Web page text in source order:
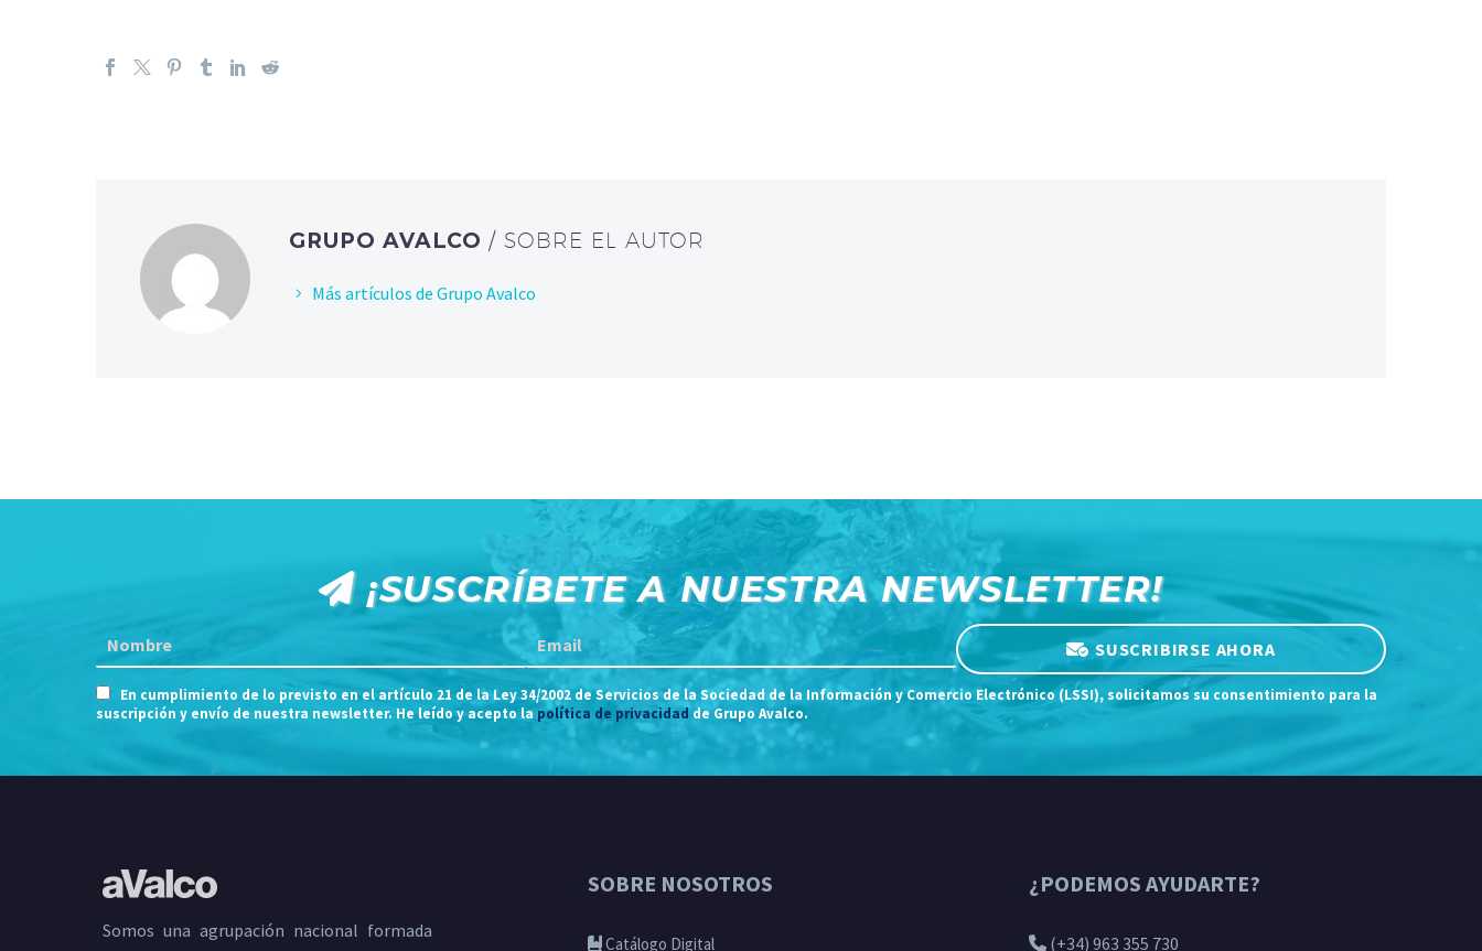
GRUPO AVALCO/ SOBRE EL AUTOR
Más artículos de Grupo Avalco
¡SUSCRÍBETE A NUESTRA NEWSLETTER!
SUSCRIBIRSE AHORA
En cumplimiento de lo previsto en el artículo 21 de la Ley 34/2002 de Servicios de la Sociedad de la Información y Comercio Electrónico (LSSI), solicitamos su consentimiento para la
suscripción y envío de nuestra newsletter. He leído y acepto la política de privacidadde Grupo Avalco.
Somos una agrupación nacional formada
SOBRE NOSOTROS
Catálogo Digital
¿PODEMOS AYUDARTE?
(+34) 963 355 730